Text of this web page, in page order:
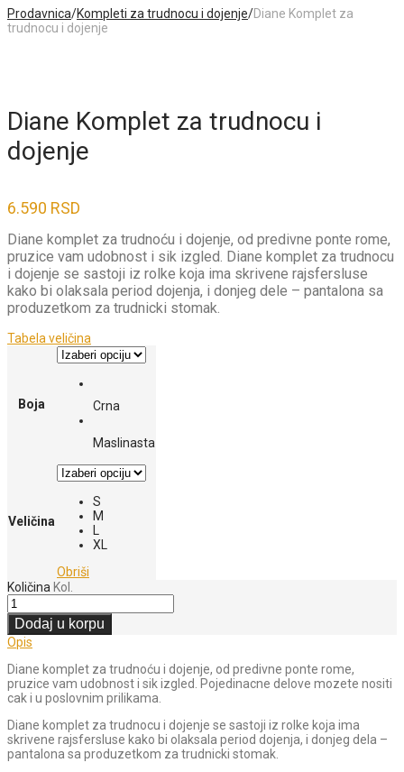
Prodavnica/Kompleti za trudnocu i dojenje/Diane Komplet za
trudnocu i dojenje
Diane Komplet za trudnocu i
dojenje
6.590 RSD
Diane komplet za trudnoću i dojenje, od predivne ponte rome,
pruzice vam udobnost i sik izgled. Diane komplet za trudnocu
i dojenje se sastoji iz rolke koja ima skrivene rajsfersluse
kako bi olaksala period dojenja, i donjeg dele – pantalona sa
produzetkom za trudnicki stomak.
Tabela veličina
Boja Crna
Maslinasta
Veličina
S
M
XL
Obriši
Količina Kol.
Dodaj u korpu
Opis
Diane komplet za trudnoću i dojenje, od predivne ponte rome,
pruzice vam udobnost i sik izgled. Pojedinacne delove mozete nositi
cak i u poslovnim prilikama.
Diane komplet za trudnocu i dojenje se sastoji iz rolke koja ima
skrivene rajsfersluse kako bi olaksala period dojenja, i donjeg dela –
pantalona sa produzetkom za trudnicki stomak.